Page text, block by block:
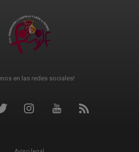
en las redes sociales!